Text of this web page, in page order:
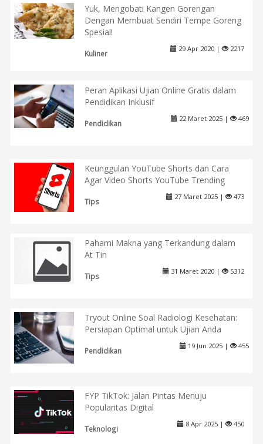
Yuk, Mengobati Kangen Gorengan
Dengan Membuat Sendiri Tempe Goreng
Spesial!
Kuliner
29 Apr 2020 | 2217
Peran Aplikasi Ujian Online Gratis dalam
Pendidikan Inklusif
Pendidikan
22 Maret 2025 | 469
Keunggulan YouTube Shorts dan Cara
Agar Video Shorts YouTube Trending
Tips
27 Maret 2025 | 473
Pahami Makna yang Terkandung dalam
At Tin
Tips
31 Maret 2020 | 5312
Tryout Online Soal Radiologi Kesehatan:
Persiapan Optimal untuk Ujian Anda
Pendidikan
19 Jun 2025 | 455
FYP TikTok: Jalan Pintas Menuju
Popularitas Digital
Teknologi
8 Apr 2025 | 450